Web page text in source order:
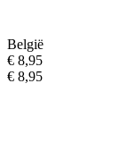
België
€ 8,95
€ 8,95